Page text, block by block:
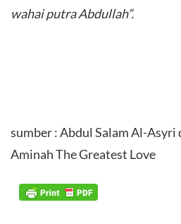
wahai putra Abdullah”.
sumber : Abdul Salam Al-Asyri
Aminah The Greatest Love